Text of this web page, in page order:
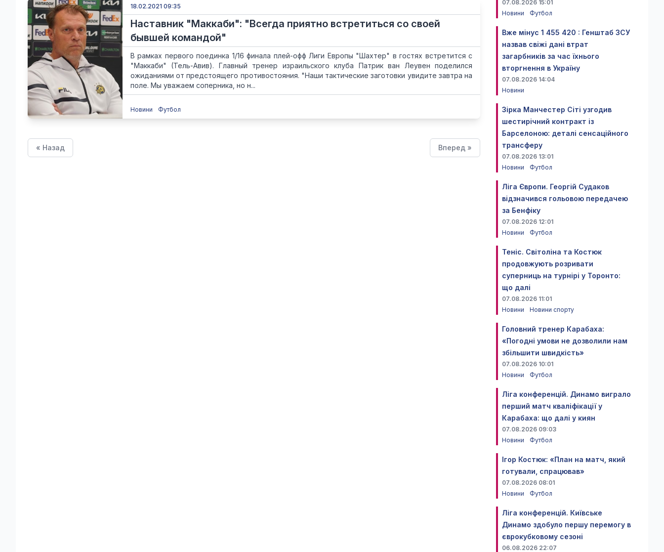
18.02.2021 09:35
Наставник "Маккаби": "Всегда приятно встретиться со своей
бывшей командой"
В рамках первого поединка 1/16 финала плей-офф Лиги Европы "Шахтер" в гостях встретится с
"Маккаби" (Тель-Авив). Главный тренер израильского клуба Патрик ван Леувен поделился
ожиданиями от предстоящего противостояния. "Наши тактические заготовки увидите завтра на
поле. Мы уважаем соперника, но н...
Новини Футбол
« Назад Вперед »
07.08.2026 15:01
Новини
Футбол
Вже мінус 1 455 420 : Генштаб ЗСУ
назвав свіжі дані втрат
загарбників за час їхнього
вторгнення в Україну
07.08.2026 14:04
Новини
Зірка Манчестер Сіті узгодив
шестирічний контракт із
Барселоною: деталі сенсаційного
трансферу
07.08.2026 13:01
Новини
Футбол
Ліга Європи. Георгій Судаков
відзначився гольовою передачею
за Бенфіку
07.08.2026 12:01
Новини
Футбол
Теніс. Світоліна та Костюк
продовжують розривати
суперниць на турнірі у Торонто:
що далі
07.08.2026 11:01
Новини
Новини спорту
Головний тренер Карабаха:
«Погодні умови не дозволили нам
збільшити швидкість»
07.08.2026 10:01
Новини
Футбол
Ліга конференцій. Динамо виграло
перший матч кваліфікації у
Карабаха: що далі у киян
07.08.2026 09:03
Новини
Футбол
Ігор Костюк: «План на матч, який
готували, спрацював»
07.08.2026 08:01
Новини
Футбол
Ліга конференцій. Київське
Динамо здобуло першу перемогу в
єврокубковому сезоні
06.08.2026 22:07